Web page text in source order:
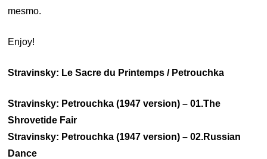
mesmo.
Enjoy!
Stravinsky: Le Sacre du Printemps / Petrouchka
Stravinsky: Petrouchka (1947 version) – 01.The
Shrovetide Fair
Stravinsky: Petrouchka (1947 version) – 02.Russian
Dance